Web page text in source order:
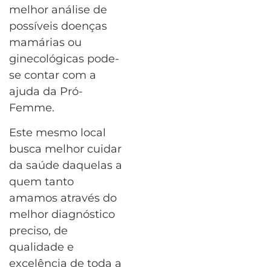
melhor análise de
possíveis doenças
mamárias ou
ginecológicas pode-
se contar com a
ajuda da Pró-
Femme.
Este mesmo local
busca melhor cuidar
da saúde daquelas a
quem tanto
amamos através do
melhor diagnóstico
preciso, de
qualidade e
excelência de toda a